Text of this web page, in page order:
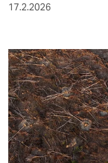
17.2.2026